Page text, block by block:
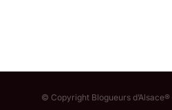
© Copyright Blogueurs